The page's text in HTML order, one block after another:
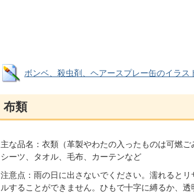
ボンベ、殺虫剤、ヘアースプレー缶のイラス
布類
主な品名：衣類（革製やわたの入ったものは可燃ご
シーツ、タオル、毛布、カーテンなど
注意点：雨の日に出さないでください。濡れるとリ
ルすることができません。ひもで十字に縛るか、透